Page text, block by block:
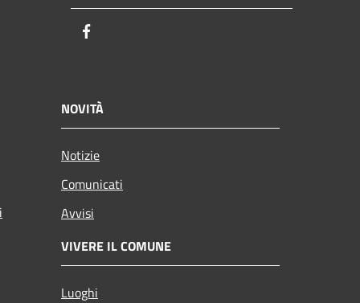
NOVITÀ
Notizie
Comunicati
Avvisi
VIVERE IL COMUNE
Luoghi